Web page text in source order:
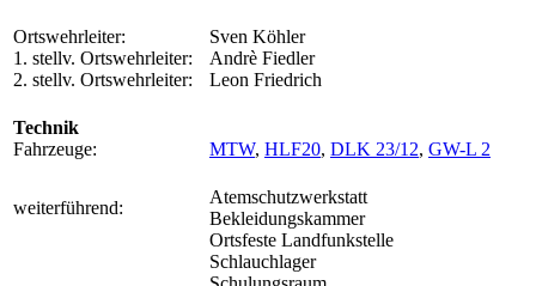
Ortswehrleiter:
1. stellv. Ortswehrleiter:
2. stellv. Ortswehrleiter:
Sven Köhler
Andrè Fiedler
Leon Friedrich
Technik
Fahrzeuge:
MTW, HLF20, DLK 23/12, GW-L 2
weiterführend:
Atemschutzwerkstatt
Bekleidungskammer
Ortsfeste Landfunkstelle
Schlauchlager